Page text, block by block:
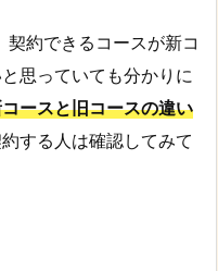
約できるコースが新コ
思っていても分かりに
ースと旧コースの違い
する人は確認してみて